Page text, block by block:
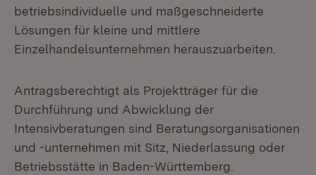
betriebsindividuelle und maßgeschneiderte
Lösungen für kleine und mittlere
Einzelhandelsunternehmen herauszuarbeiten.
Antragsberechtigt als Projektträger für die
Durchführung und Abwicklung der
Intensivberatungen sind Beratungsorganisationen
und -unternehmen mit Sitz, Niederlassung oder
Betriebsstätte in Baden-Württemberg.